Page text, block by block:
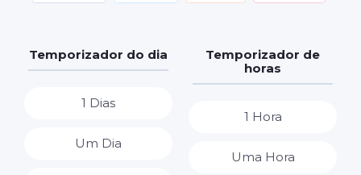
Temporizador do dia
1 Dias
Um Dia
Temporizador de
horas
1 Hora
Uma Hora